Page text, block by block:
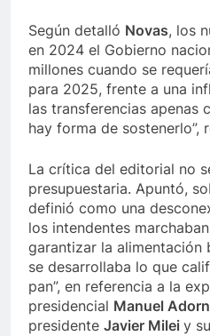
Según detalló Novas, los
en 2024 el Gobierno
millones cuando se
para 2025, frente a una
las transferencias apenas
hay forma de sostenerlo”,
La crítica del editorial no
presupuestaria. Apuntó,
definió como una
los intendentes
garantizar la alimentación
se desarrollaba lo que
pan”, en referencia a la
presidencial Manuel
presidente Javier Milei y